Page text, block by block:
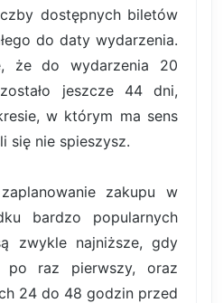
dostępnych biletów
do daty wydarzenia.
że do wydarzenia 20
jeszcze 44 dni,
w którym ma sens
się nie spieszysz.
zakupu w
bardzo popularnych
zwykle najniższe, gdy
raz pierwszy, oraz
24 do 48 godzin przed